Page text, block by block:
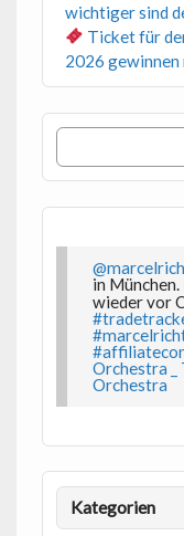
wichtiger sind
Ticket für
2026
Suchen
in
wieder vor
Orchestra
Orchestra
Kategorien